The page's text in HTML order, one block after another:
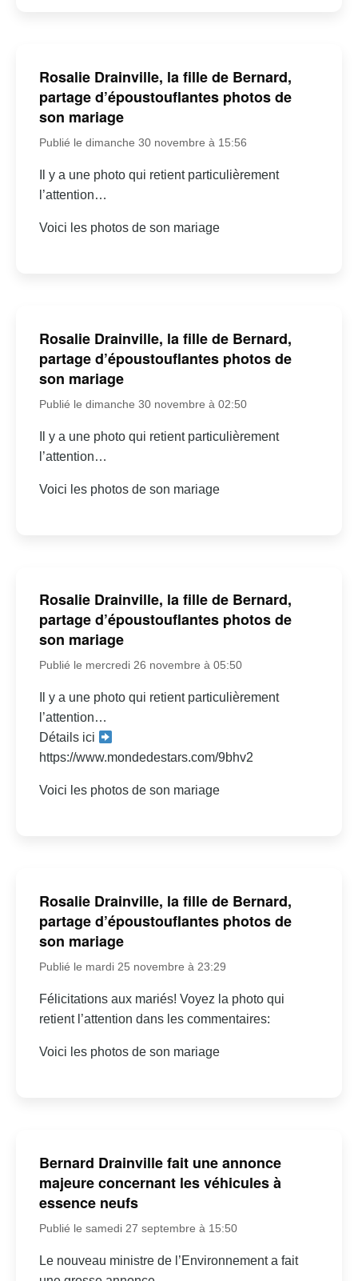
Rosalie Drainville, la fille de Bernard,
partage d’époustouflantes photos de
son mariage
Publié le dimanche 30 novembre à 15:56
Il y a une photo qui retient particulièrement
l’attention…
Voici les photos de son mariage
Rosalie Drainville, la fille de Bernard,
partage d’époustouflantes photos de
son mariage
Publié le dimanche 30 novembre à 02:50
Il y a une photo qui retient particulièrement
l’attention…
Voici les photos de son mariage
Rosalie Drainville, la fille de Bernard,
partage d’époustouflantes photos de
son mariage
Publié le mercredi 26 novembre à 05:50
Il y a une photo qui retient particulièrement
l’attention…
Détails ici
https://www.mondedestars.com/9bhv2
Voici les photos de son mariage
Rosalie Drainville, la fille de Bernard,
partage d’époustouflantes photos de
son mariage
Publié le mardi 25 novembre à 23:29
Félicitations aux mariés! Voyez la photo qui
retient l’attention dans les commentaires:
Voici les photos de son mariage
Bernard Drainville fait une annonce
majeure concernant les véhicules à
essence neufs
Publié le samedi 27 septembre à 15:50
Le nouveau ministre de l’Environnement a fait